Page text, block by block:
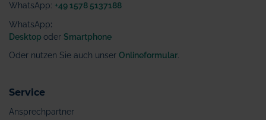
WhatsApp: +49 1578 5137188
WhatsApp:
Desktop oder Smartphone
Oder nutzen Sie auch unser Onlineformular
Service
Ansprechpartner